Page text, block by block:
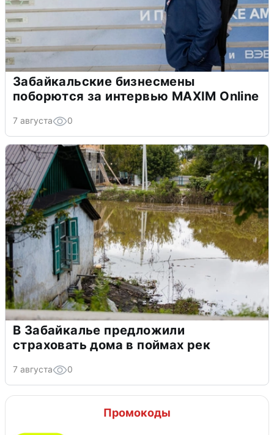
Забайкальские бизнесмены
поборются за интервью MAXIM Online
7 августа 0
В Забайкалье предложили
страховать дома в поймах рек
7 августа 0
Промокоды